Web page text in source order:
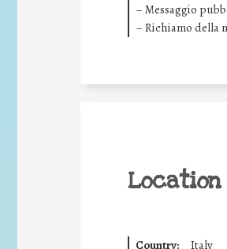
– Messaggio
– Richiamo della
Location
Country:
Italy